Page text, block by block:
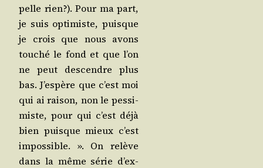
pelle rien?). Pour ma part,
je suis opti­miste, puisque
je crois que nous avons
tou­ché le fond et que l’on
ne peut des­cendre plus
bas. J’es­père que c’est moi
qui ai rai­son, non le pes­si­
miste, pour qui c’est déjà
bien puisque mieux c’est
impos­sible. ». On relève
dans la même série d’ex­